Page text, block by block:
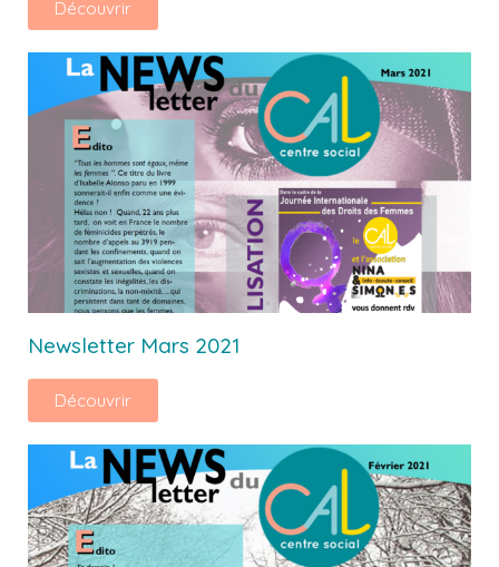
Découvrir
Newsletter Mars 2021
Découvrir